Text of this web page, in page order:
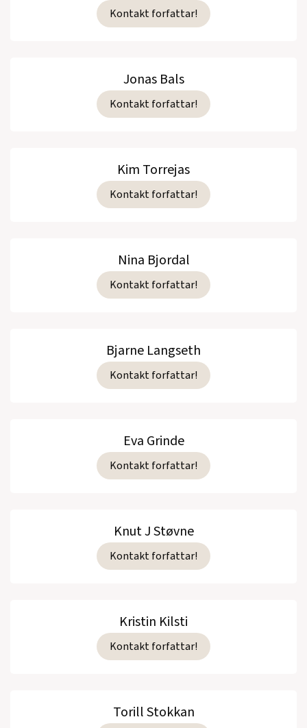
Kontakt forfattar!
Jonas Bals
Kontakt forfattar!
Kim Torrejas
Kontakt forfattar!
Nina Bjordal
Kontakt forfattar!
Bjarne Langseth
Kontakt forfattar!
Eva Grinde
Kontakt forfattar!
Knut J Støvne
Kontakt forfattar!
Kristin Kilsti
Kontakt forfattar!
Torill Stokkan